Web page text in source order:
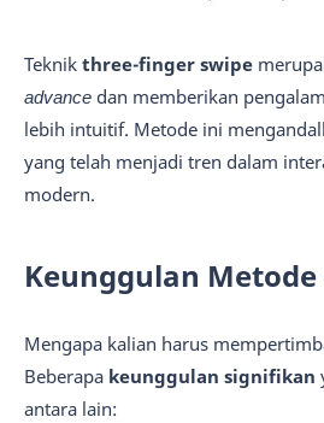
Teknik three-finger swipe
advance dan memberikan
lebih intuitif. Metode ini
yang telah menjadi tren dalam
modern.
Keunggulan Metode
Mengapa kalian harus
Beberapa keunggulan signifikan
antara lain: